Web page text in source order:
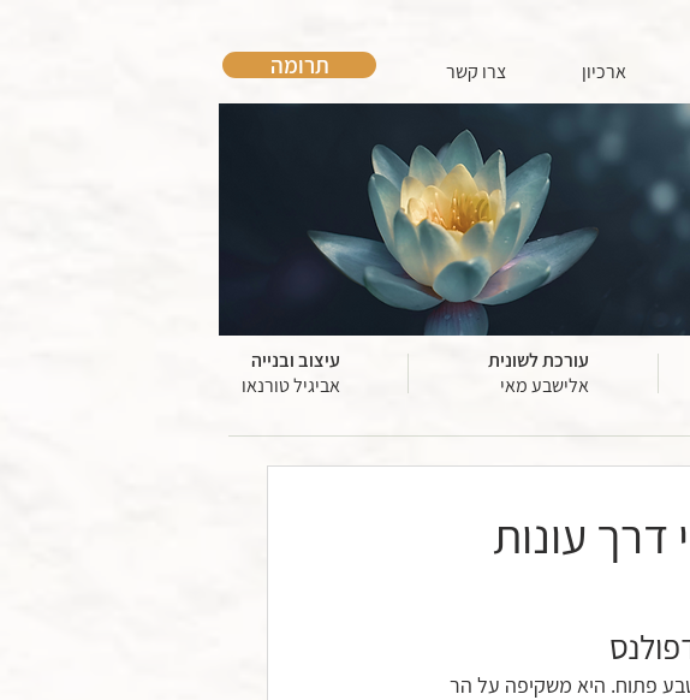
תרומה ארכיון צרו קשר
עיצוב ובנייה
אביגיל טורנאו
עורכת לשונית
אלישבע מאי
דרך עונות
פתוח. היא משקיפה על הר